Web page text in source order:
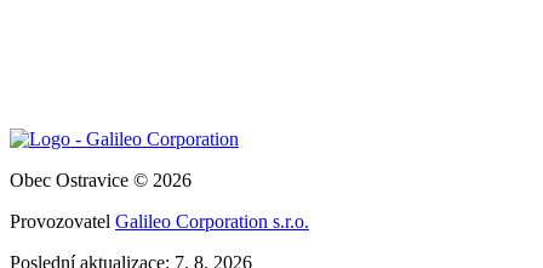
Obec Ostravice © 2026
Provozovatel Galileo Corporation s.r.o.
Poslední aktualizace: 7. 8. 2026